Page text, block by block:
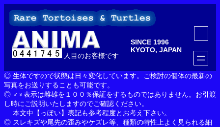
を
人目のお客様です
SINCE 1996
KYOTO, JAPAN
ア
コ
ン
リ
ン
ク
◎ 生体ですので状態は日々変化しています。ご検討の個体の最新の
写真をお送りすることも可能です。
◎ ♂♀表示は雌雄を１００％保証をするものではありません。お引渡
し時にご説明いたしますのでご確認ください。
本文中【っぽい】表記も参考程度とお考え下さい。
◎ スレキズや尾先の歪みやケズレ等、種類の特性上よく見られる細